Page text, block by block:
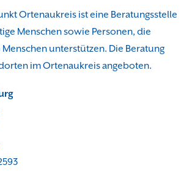
Ortenaukreis ist eine Beratungsstelle
Menschen sowie Personen, die
unterstützen. Die Beratung
im Ortenaukreis angeboten.